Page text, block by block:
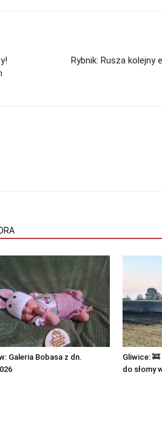
Rybnik: Rusza
Galeria Bobasa z dn.
Gliwice:
do słomy